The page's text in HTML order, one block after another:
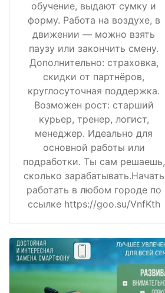
обучение, выдают сумку и
форму. Работа на воздухе, в
движении — можно взять
паузу или закончить смену.
Дополнительно: страховка,
скидки от партнёров,
круглосуточная поддержка.
Возможен рост: старший
курьер, тренер, логист,
менеджер. Идеально для
основной работы или
подработки. Ты сам решаешь,
сколько зарабатывать.Начать
работать в любом городе по
ссылке https://goo.su/VnfKth